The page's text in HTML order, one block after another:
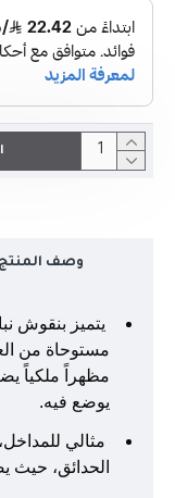
وصف المنتج
يتميز بنقوش
مستوحاة من
مظهراً ملكياً
يوضع فيه.
مثالي
الحدائق، حيث